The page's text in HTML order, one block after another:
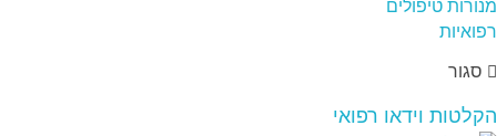
סגור
הקלטות וידאו רפואי